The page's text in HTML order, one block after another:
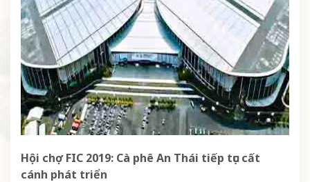
Hội chợ FIC 2019: Cà phê An Thái tiếp tục cất
cánh phát triển